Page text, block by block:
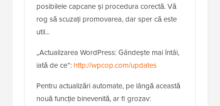
posibilele capcane și procedura corectă. Vă
rog să scuzați promovarea, dar sper că este
util...
„Actualizarea WordPress: Gândește mai întâi,
iată de ce”: http://wpcop.com/updates
Pentru actualizări automate, pe lângă această
nouă funcție binevenită, ar fi grozav: